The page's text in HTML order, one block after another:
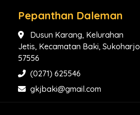
Pepanthan Daleman
Dusun Karang, Kelurahan
Jetis, Kecamatan Baki, Sukoharjo
57556
(0271) 625546
gkjbaki@gmail.com